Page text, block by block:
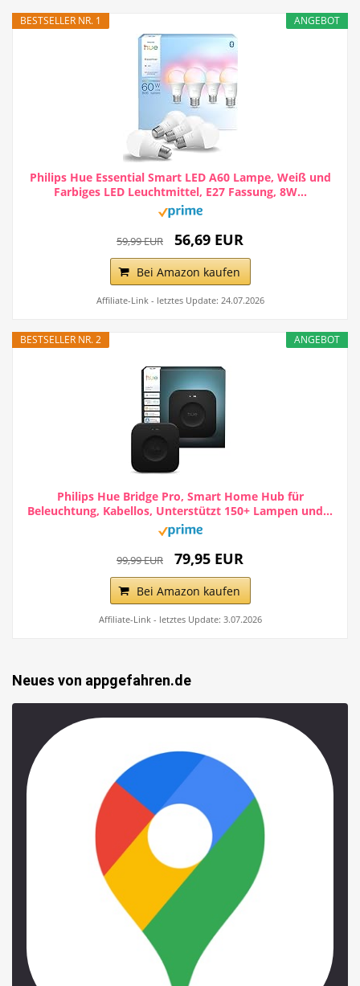
ANGEBOT
BESTSELLER NR. 1
Philips Hue Essential Smart LED A60 Lampe, Weiß und
Farbiges LED Leuchtmittel, E27 Fassung, 8W...
59,99 EUR 56,69 EUR
Bei Amazon kaufen
Affiliate-Link - letztes Update: 24.07.2026
ANGEBOT
BESTSELLER NR. 2
Philips Hue Bridge Pro, Smart Home Hub für
Beleuchtung, Kabellos, Unterstützt 150+ Lampen und...
99,99 EUR 79,95 EUR
Bei Amazon kaufen
Affiliate-Link - letztes Update: 3.07.2026
Neues von appgefahren.de